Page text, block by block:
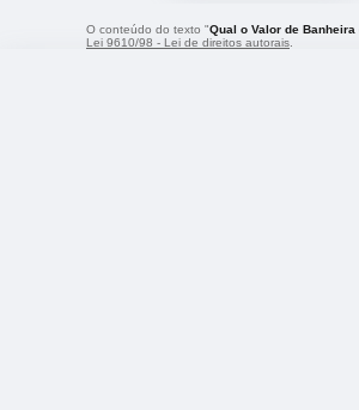
O conteúdo do texto "Qual o Valor de Banheira
Lei 9610/98 - Lei de direitos autorais